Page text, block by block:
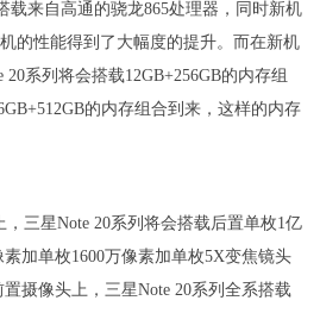
载来自高通的骁龙865处理器，同时新机
的性能得到了大幅度的提升。而在新机
系列将会搭载12GB+256GB的内存组
的内存组合到来，这样的内存
三星Note 20系列将会搭载后置单枚1亿
加单枚1600万像素加单枚5X变焦镜头
摄像头上，三星Note 20系列全系搭载